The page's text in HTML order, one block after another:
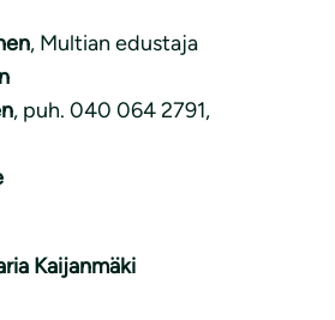
, Multian edustaja
, puh. 040 064 2791,
Kaijanmäki